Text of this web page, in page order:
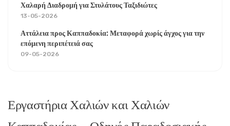
Εργαστήρια Χαλιών και Χαλιών
Χαλαρή Διαδρομή για Στυλάτους Ταξιδιώτες
13-05-2026
Αττάλεια προς Καππαδοκία: Μεταφορά χωρίς άγχος για την
επόμενη περιπέτειά σας
09-05-2026